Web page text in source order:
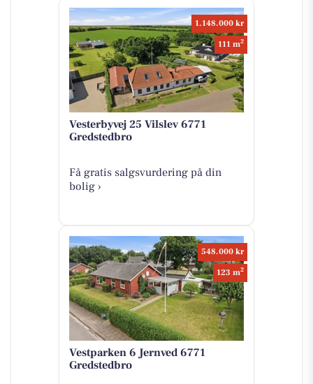
1.148.000 kr
111 m2
Vesterbyvej 25 Vilslev 6771
Gredstedbro
Få gratis salgsvurdering på din
bolig ›
548.000 kr
123 m2
Vestparken 6 Jernved 6771
Gredstedbro